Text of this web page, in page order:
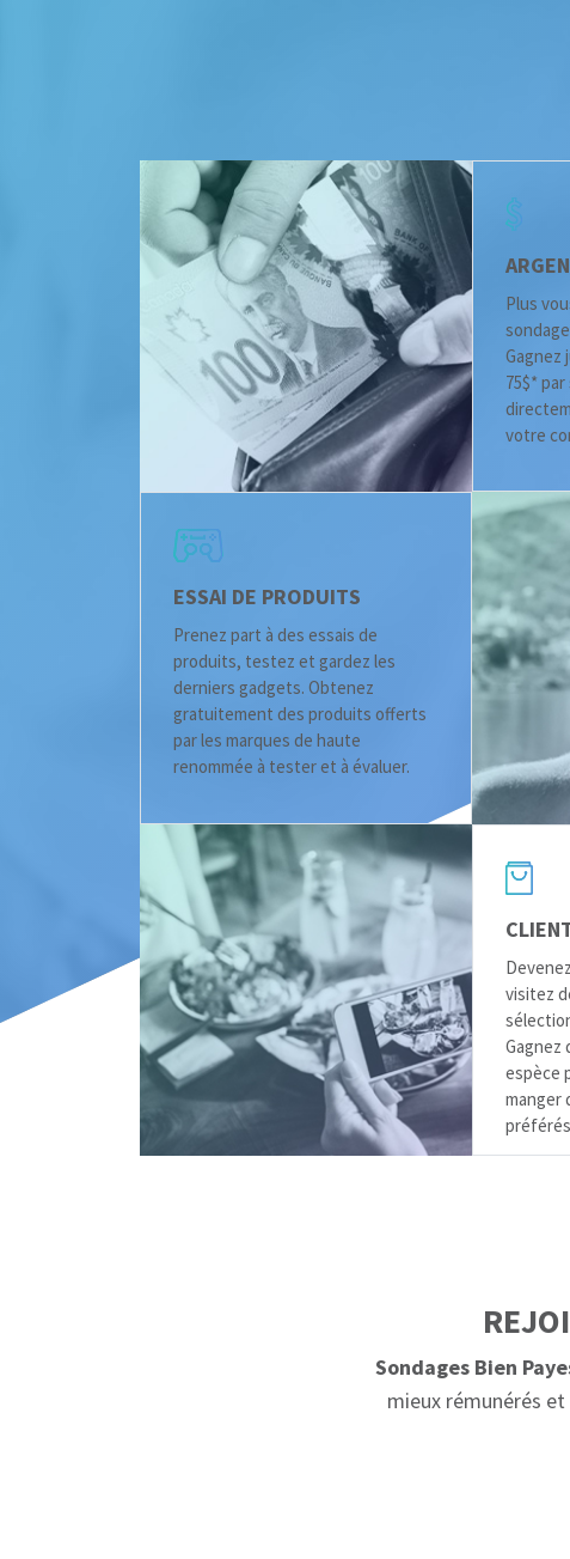
Plus
Gagnez
75$*
votre
ESSAI DE PRODUITS
Prenez part à des essais de
produits, testez et gardez les
derniers gadgets. Obtenez
gratuitement des produits offerts
par les marques de haute
renommée à tester et à évaluer.
visitez
Gagnez
espèce
manger
Sondages Bien
mieux rémunérés